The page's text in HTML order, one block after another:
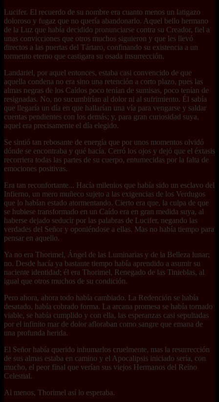
Lucifer. El recuerdo de su nombre era cuanto menos un latigazo
doloroso y fugaz que no quería abandonarlo. Aquel bello hermano
de la Luz que había decidido pronunciarse contra su Creador, fiel a
unas convicciones que otros muchos siguieron y que les llevó
directos a las puertas del Tártaro, confinando su existencia a un
tormento eterno que castigara su osada insurrección.
Landariel, por aquel entonces, estaba casi convencido de que
aquella condena no era sino una retención a corto plazo, pues las
almas negras de los Caídos poco tenían de sumisas, poco tenían de
resignadas. No, no sucumbirían al dolor ni al sufrimiento. Él sabía
que llegaría un día en que hallarían una vía para vengarse y saldar
cuentas pendientes con los demás; y, para gran curiosidad suya,
aquel era precisamente el día elegido.
Se sintió tan rebosante de energía que por unos momentos olvidó
dónde se encontraba y qué hacía. Cerró los ojos y dejó que el éxtasis
recorriera todas las partes de su cuerpo, entumecidas por la falta de
emociones positivas.
Era tan reconfortante... Hacía milenios que había sido un esclavo del
Infierno, un mero muñeco sujeto a las exigencias de los Verdugos
que lo habían estado atormentando. Cierto era que, la culpa de que
se hubiese transformado en un Caído era en gran medida suya, al
haberse dejado seducir por las palabras de Lucifer, negando las
verdades del Señor y oponiéndose a ellas. Mas no había tiempo para
pensar en aquello.
Ya no era Thorimel, Ángel de las Luminarias y de la Belleza lunar;
no. Desde hacía ya bastante tiempo había aprendido a asumir su
naciente identidad; él era Thorimel, Renegado de las Tinieblas, al
igual que otros muchos de su condición.
Pero ahora, ahora todo había cambiado. La Redención se había
desatado, había cobrado forma. La arcana promesa se había tornado
viable, se había cumplido y con ella, las esperanzas casi sepultadas
por el infinito mar de dolor afloraban como sangre que emana de
una profunda herida.
El Señor había querido inhumarlos cruelmente, mas la resurrección
de sus almas estaba en camino y el Apocalipsis iniciado sería, con
mucho, el peor final que verían sus viejos Hermanos del Reino
Celestial.
Al menos, Thorimel así lo esperaba.